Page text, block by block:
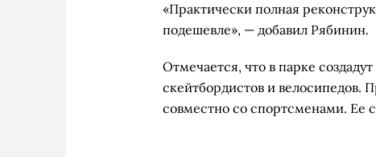
«Практически полная
подешевле», — добавил Рябинин.
Отмечается, что в парке
скейтбордистов и велосипедов.
совместно со спортсменами. Ее